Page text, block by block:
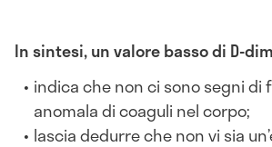
In sintesi, un valore basso di D-
indica che non ci sono segni di
anomala di coaguli nel corpo;
lascia dedurre che non vi sia